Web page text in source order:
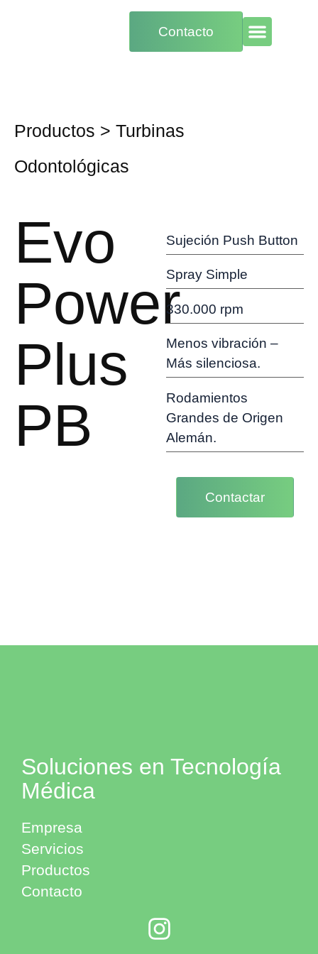
Contacto
Productos > Turbinas
Odontológicas
Evo
Power
Plus
PB
Sujeción Push Button
Spray Simple
330.000 rpm
Menos vibración –
Más silenciosa.
Rodamientos
Grandes de Origen
Alemán.
Contactar
Soluciones en Tecnología
Médica
Empresa
Servicios
Productos
Contacto